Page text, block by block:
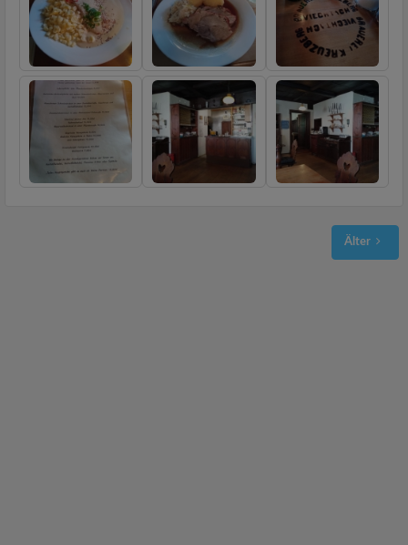
Älter